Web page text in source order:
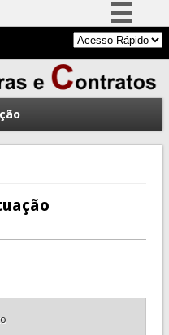
Simplifique!
Comunica BR
Participe
Acesso à informação
Legislação